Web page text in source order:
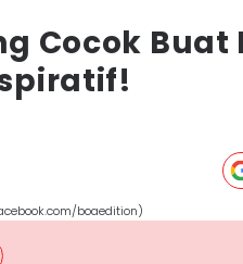
Cocok Buat
boaedition)